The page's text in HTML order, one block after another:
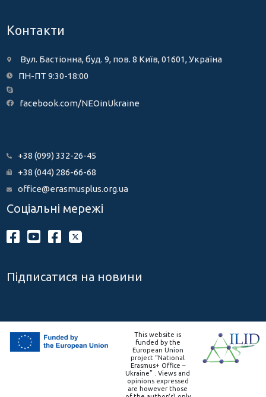
Контакти
Вул. Бастіонна, буд. 9, пов. 8 Київ, 01601, Україна
ПН-ПТ 9:30-18:00
facebook.com/NEOinUkraine
+38 (099) 332-26-45
+38 (044) 286-66-68
office@erasmusplus.org.ua
Соціальні мережі
Підписатися на новини
This website is
funded by the
European Union
project “National
Erasmus+ Office –
Ukraine” . Views and
opinions expressed
are however those